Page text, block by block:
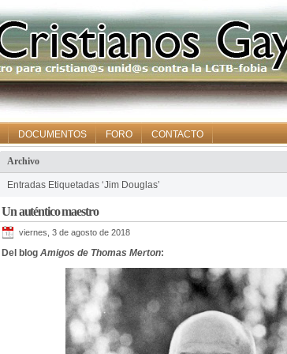
DOCUMENTOS FORO CONTACTO
Archivo
Entradas Etiquetadas ‘Jim Douglas’
Un auténtico maestro
viernes, 3 de agosto de 2018
Del blog Amigos de Thomas Merton: